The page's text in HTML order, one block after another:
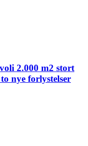
2.000 m2 stort
nye forlystelser